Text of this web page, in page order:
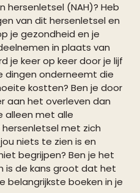
hersenletsel (NAH)? Heb
van dit hersenletsel en
je gezondheid en je
in plaats van
je keer op keer door je lijf
dingen onderneemt die
kostten? Ben je door
aan het overleven dan
alleen met alle
met zich
niets te zien is en
begrijpen? Ben je het
is de kans groot dat het
belangrijkste boeken in je